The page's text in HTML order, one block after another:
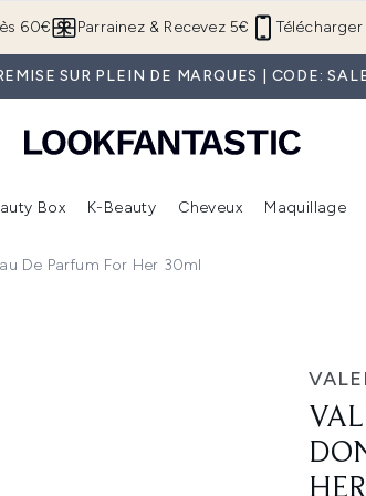
Passer au contenu principal
60€ Télécharger
Parrainez & Recevez 5€
SUR PLEIN DE MARQUES | CODE:
) (Offres) Accédez au sous-menu (Marques) Accédez au sous-menu (Nouveautés)
Box
Accédez au sous-menu (Beauty Box)
K-Beauty Cheveux Maquillage
De Parfum For Her 30ml